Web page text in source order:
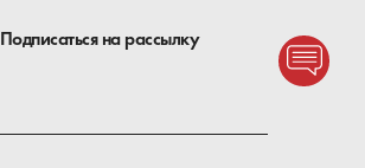
Подписаться на рассылку